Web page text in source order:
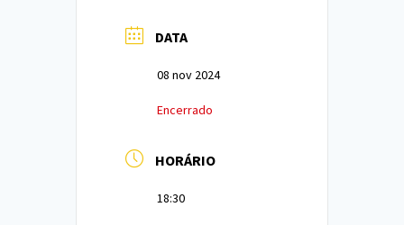
DATA
08 nov 2024
Encerrado
HORÁRIO
18:30